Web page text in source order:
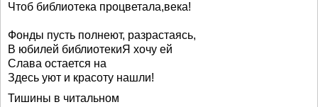
Чтоб библиотека процветала,века!
Фонды пусть полнеют, разрастаясь,
В юбилей библиотекиЯ хочу ей
Слава остается на
Здесь уют и красоту нашли!
Тишины в читальном